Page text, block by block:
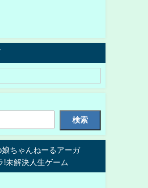
検索
娘ちゃんねーるアーガ
!未解決人生ゲーム